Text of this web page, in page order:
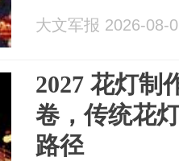
大文军报 2026-08-
2027 花灯制
卷，传统花
路径